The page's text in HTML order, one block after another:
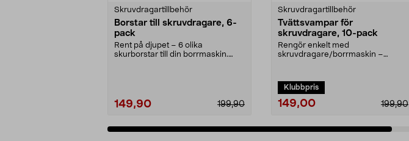
Skruvdragartillbehör
Borstar till skruvdragare, 6-
pack
Rent på djupet – 6 olika
skurborstar till din borrmaskin.
149,90 199,90
Skruvdragartillbehör
Tvättsvampar för
skruvdragare, 10-pack
Rengör enkelt med
skruvdragare/borrmaskin –
Klubbpris
149,00 199,90